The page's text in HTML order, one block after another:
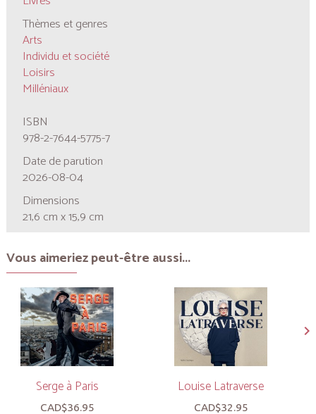
Thèmes et genres
Arts
Individu et société
Loisirs
Milléniaux
ISBN
978-2-7644-5775-7
Date de parution
2026-08-04
Dimensions
21,6 cm x 15,9 cm
Vous aimeriez peut-être aussi...
Serge à Paris
CAD$36.95
Louise Latraverse
CAD$32.95